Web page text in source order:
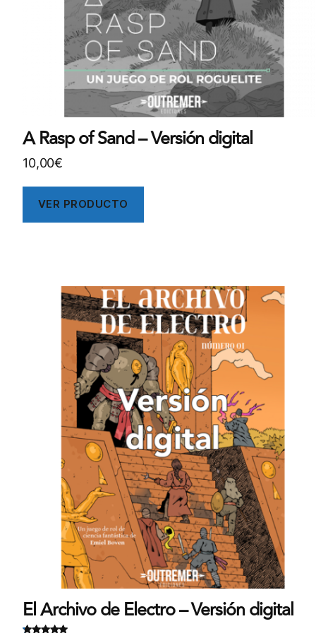
A Rasp of Sand – Versión digital
10,00€
VER PRODUCTO
El Archivo de Electro – Versión digital